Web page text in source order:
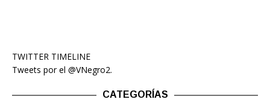
TWITTER TIMELINE
Tweets por el @VNegro2.
CATEGORÍAS